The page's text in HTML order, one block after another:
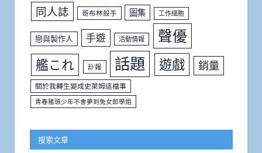
同人誌 哥布林殺手 圖集 工作細胞
戀與製作人 手遊 活動情報 聲優
艦これ 訃報 話題 遊戲 銷量
關於我轉生變成史萊姆這檔事
青春豬頭少年不會夢到兔女郎學姐
搜索文章